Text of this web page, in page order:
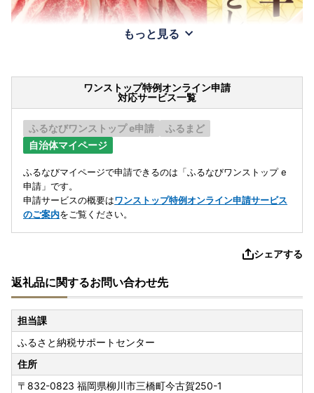
もっと見る
ワンストップ特例オンライン申請
対応サービス一覧
ふるなびワンストップ e申請
ふるまど
自治体マイページ
ふるなびマイページで申請できるのは「ふるなびワンストップ e
申請」です。
申請サービスの概要はワンストップ特例オンライン申請サービス
のご案内をご覧ください。
シェアする
返礼品に関するお問い合わせ先
担当課
ふるさと納税サポートセンター
住所
〒832-0823 福岡県柳川市三橋町今古賀250-1